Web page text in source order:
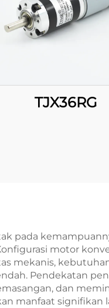
TJX36RG
pada
motor
mekanis,
Pendekatan
dan
manfaat